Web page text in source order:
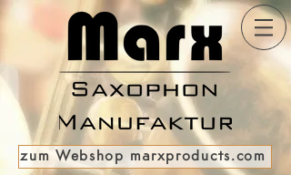
zum Webshop marxproducts.com